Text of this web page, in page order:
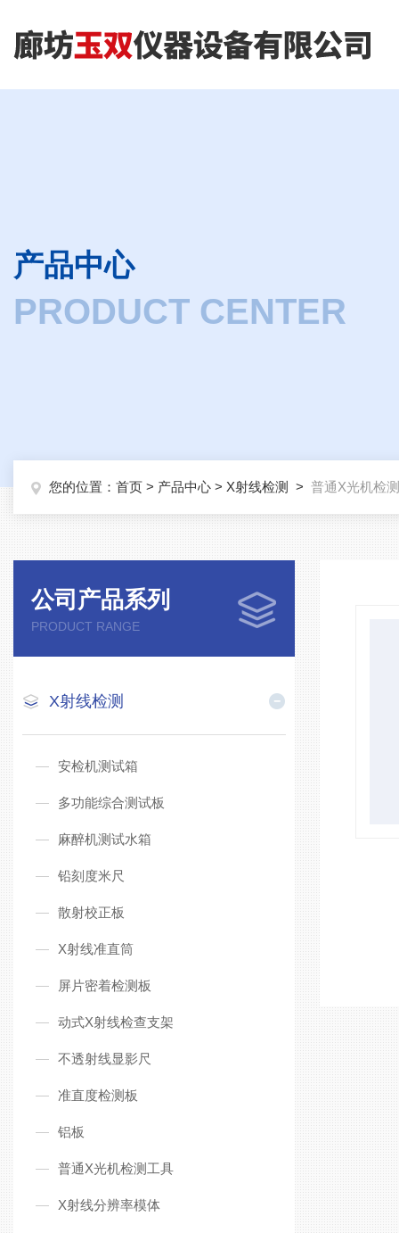
产品中心
PRODUCT CENTER
您的位置： 首页 > 产品中心 > X射线检测 > 普通X光机检
公司产品系列
PRODUCT RANGE
X射线检测
安检机测试箱
多功能综合测试板
麻醉机测试水箱
铅刻度米尺
散射校正板
X射线准直筒
屏片密着检测板
动式X射线检查支架
不透射线显影尺
准直度检测板
铝板
普通X光机检测工具
X射线分辨率模体